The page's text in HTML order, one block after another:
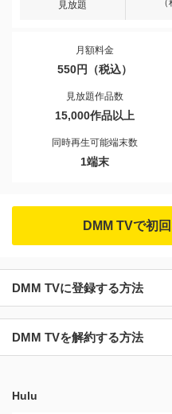
見放題
月額料金
550円（税込）
見放題作品数
15,000作品以上
同時再生可能端末数
1端末
DMM TVで初
DMM TVに登録する方法
DMM TVを解約する方法
Hulu